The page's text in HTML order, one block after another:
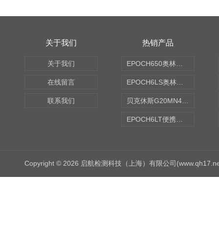
关于我们
关于我们
在线留言
联系我们
热销产品
Copyright © 2026 启航检测科技（上海）有限公司